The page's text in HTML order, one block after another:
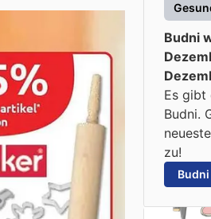
Budni
Es gibt
Budni.
zu!